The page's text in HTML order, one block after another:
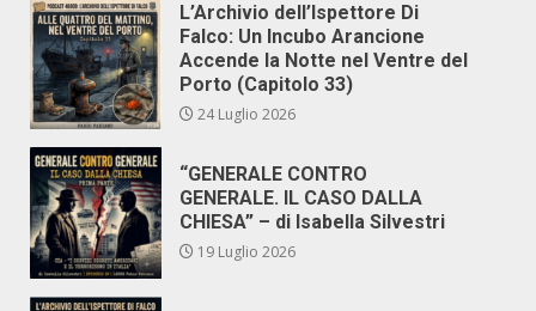
L’Archivio dell’Ispettore Di
Falco: Un Incubo Arancione
Accende la Notte nel Ventre del
Porto (Capitolo 33)
24 Luglio 2026
“GENERALE CONTRO
GENERALE. IL CASO DALLA
CHIESA” – di Isabella Silvestri
19 Luglio 2026